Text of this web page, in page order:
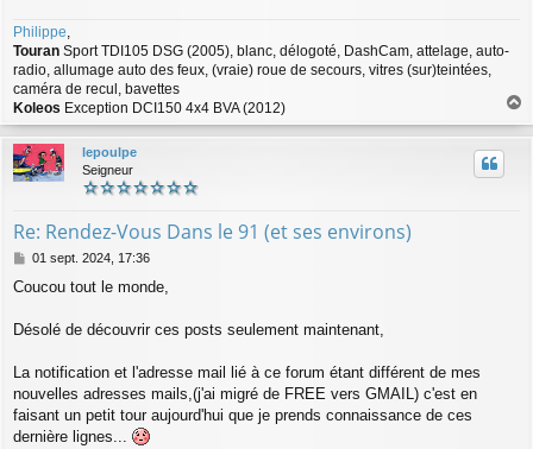
e
Philippe,
Touran Sport TDI105 DSG (2005), blanc, délogoté, DashCam, attelage, auto-
radio, allumage auto des feux, (vraie) roue de secours, vitres (sur)teintées,
caméra de recul, bavettes
Koleos Exception DCI150 4x4 BVA (2012)
a
u
lepoulpe
Seigneur
Re: Rendez-Vous Dans le 91 (et ses environs)
M
s
a
01 sept. 2024, 17:36
Coucou tout le monde,
Désolé de découvrir ces posts seulement maintenant,
La notification et l'adresse mail lié à ce forum étant différent de mes
nouvelles adresses mails,(j'ai migré de FREE vers GMAIL) c'est en
faisant un petit tour aujourd'hui que je prends connaissance de ces
dernière lignes...